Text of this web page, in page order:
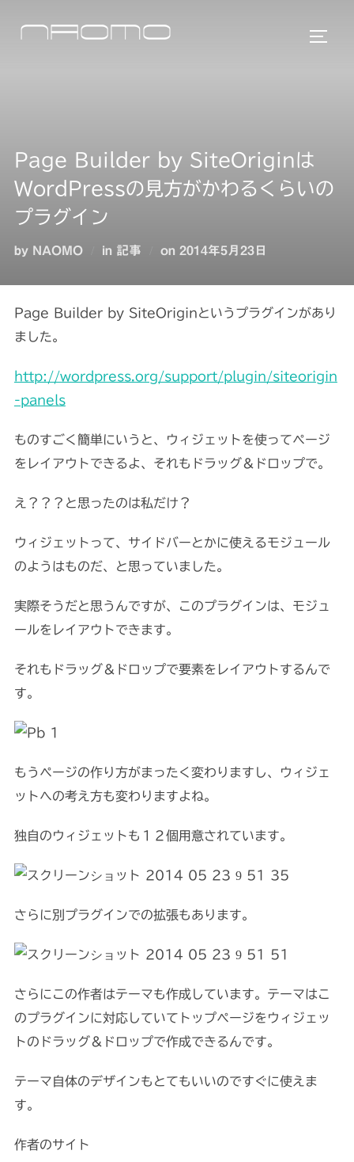
Page Builder by SiteOriginは
WordPressの見方がかわるくらいの
プラグイン
by NAOMO in 記事 on 投
2014年5月23日
Page Builder by SiteOriginというプラグインがあり
ました。
http://wordpress.org/support/plugin/siteorigin
-panels
ものすごく簡単にいうと、ウィジェットを使ってページ
をレイアウトできるよ、それもドラッグ＆ドロップで。
え？？？と思ったのは私だけ？
ウィジェットって、サイドバーとかに使えるモジュール
のようはものだ、と思っていました。
実際そうだと思うんですが、このプラグインは、モジュ
ールをレイアウトできます。
それもドラッグ＆ドロップで要素をレイアウトするんで
す。
もうページの作り方がまったく変わりますし、ウィジェ
ットへの考え方も変わりますよね。
独自のウィジェットも１２個用意されています。
さらに別プラグインでの拡張もあります。
さらにこの作者はテーマも作成しています。テーマはこ
のプラグインに対応していてトップページをウィジェッ
トのドラッグ＆ドロップで作成できるんです。
テーマ自体のデザインもとてもいいのですぐに使えま
す。
作者のサイト